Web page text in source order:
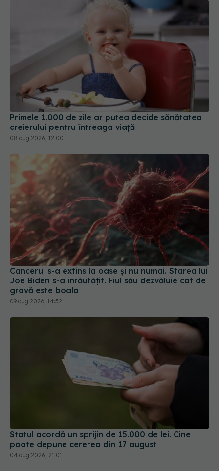
Primele 1.000 de zile ar putea decide sănătatea
creierului pentru întreaga viață
08 aug 2026, 12:00
Cancerul s-a extins la oase și nu numai. Starea lui
Joe Biden s-a înrăutățit. Fiul său dezvăluie cât de
gravă este boala
09 aug 2026, 14:52
Statul acordă un sprijin de 15.000 de lei. Cine
poate depune cererea din 17 august
04 aug 2026, 21:01